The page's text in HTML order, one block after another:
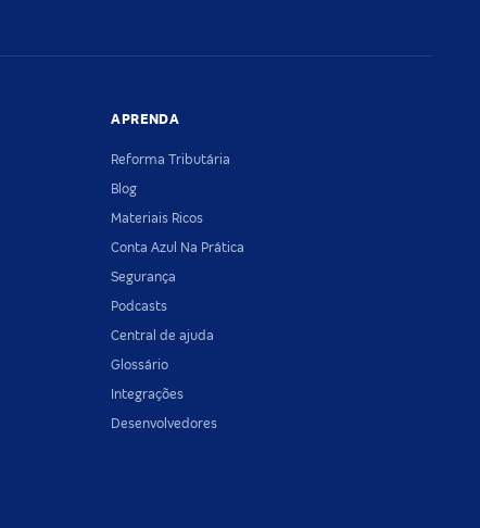
APRENDA
Reforma Tributária
Blog
Materiais Ricos
Conta Azul Na Prática
Segurança
Podcasts
Central de ajuda
Glossário
Integrações
Desenvolvedores